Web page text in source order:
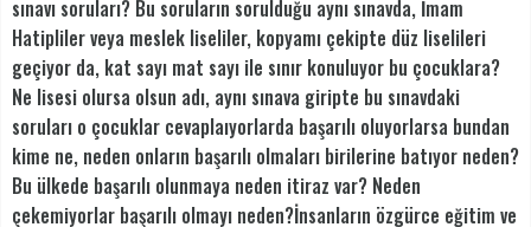
sınavı soruları? Bu soruların sorulduğu aynı sınavda, İmam
Hatipliler veya meslek liseliler, kopyamı çekipte düz liselileri
geçiyor da, kat sayı mat sayı ile sınır konuluyor bu çocuklara?
Ne lisesi olursa olsun adı, aynı sınava giripte bu sınavdaki
soruları o çocuklar cevaplaıyorlarda başarılı oluyorlarsa bundan
kime ne, neden onların başarılı olmaları birilerine batıyor neden?
Bu ülkede başarılı olunmaya neden itiraz var? Neden
çekemiyorlar başarılı olmayı neden?İnsanların özgürce eğitim ve